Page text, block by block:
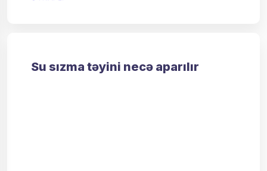
Su sızma təyini necə aparılır